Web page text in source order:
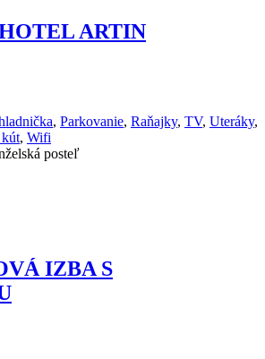
ARTIN
, Parkovanie, Raňajky, TV, Uteráky,
, Wifi
posteľ
IZBA S